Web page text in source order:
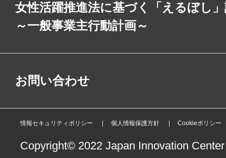
女性活躍推進法に基づく「えるぼし
～一般事業主行動計画～
お問い合わせ
情報セキュリティポリシー 個人情報保護方針 Cookieポリシー
Copyright© 2022 Japan Innovation